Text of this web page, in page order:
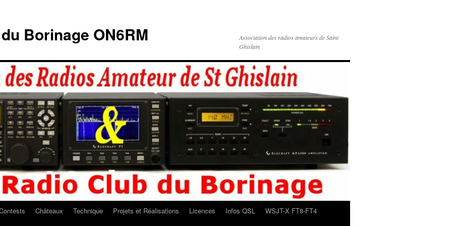
Borinage ON6RM
Association des radios amateurs de Saint
Ghislain
Châteaux Technique Projets et Réalisations Licences Infos QSL
WSJT-X FT8-FT4